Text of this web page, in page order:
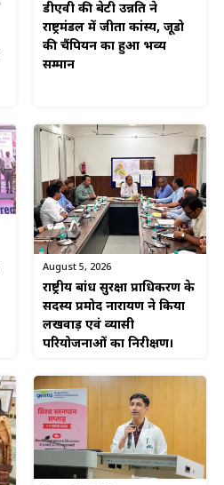
डीएवी की बेटी उन्नति ने
राष्ट्रमंडल में जीता कांस्य, जूडो
की चैंपियन का हुआ भव्य
सम्मान
August 5, 2026
राष्ट्रीय बांध सुरक्षा प्राधिकरण के
सदस्य प्रमोद नारायण ने किया
लखवाड़ एवं व्यासी
परियोजनाओं का निरीक्षण।